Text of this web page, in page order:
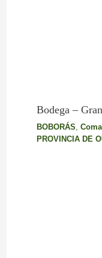
Bodega –
BOBORÁS,
PROVINCIA DE